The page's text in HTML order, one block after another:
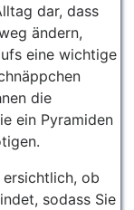
dar, dass
ändern,
eine wichtige
die
ein Pyramiden
ob
sodass Sie